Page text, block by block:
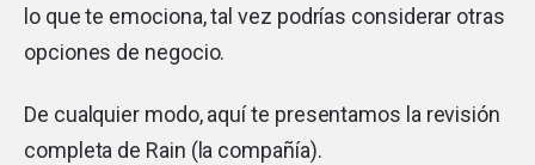
lo que te emociona, tal vez podrías considerar otras
opciones de negocio.
De cualquier modo, aquí te presentamos la revisión
completa de Rain (la compañía).